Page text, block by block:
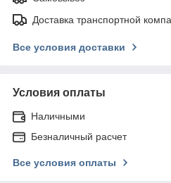
Доставка транспортной
Все условия доставки
Условия оплаты
Наличными
Безналичный расчет
Все условия оплаты